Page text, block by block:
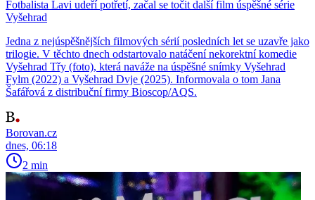
Fotbalista Lavi udeří potřetí, začal se točit další film úspěšné série
Vyšehrad
Jedna z nejúspěšnějších filmových sérií posledních let se uzavře jako
trilogie. V těchto dnech odstartovalo natáčení nekorektní komedie
Vyšehrad Třy (foto), která naváže na úspěšné snímky Vyšehrad
Fylm (2022) a Vyšehrad Dvje (2025). Informovala o tom Jana
Šafářová z distribuční firmy Bioscop/AQS.
Borovan.cz
dnes, 06:18
2 min